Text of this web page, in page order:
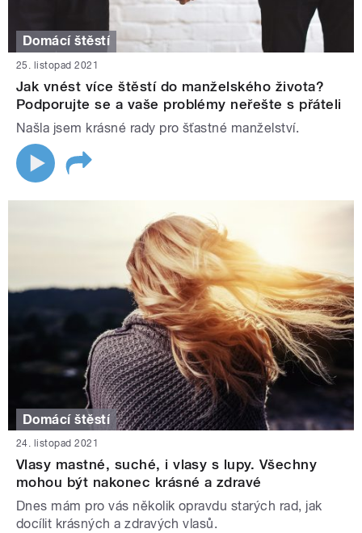
Domácí štěstí
25. listopad 2021
Jak vnést více štěstí do manželského života?
Podporujte se a vaše problémy neřešte s přáteli
Našla jsem krásné rady pro šťastné manželství.
Domácí štěstí
24. listopad 2021
Vlasy mastné, suché, i vlasy s lupy. Všechny
mohou být nakonec krásné a zdravé
Dnes mám pro vás několik opravdu starých rad, jak
docílit krásných a zdravých vlasů.